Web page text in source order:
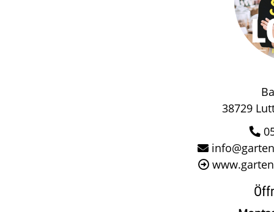
38729